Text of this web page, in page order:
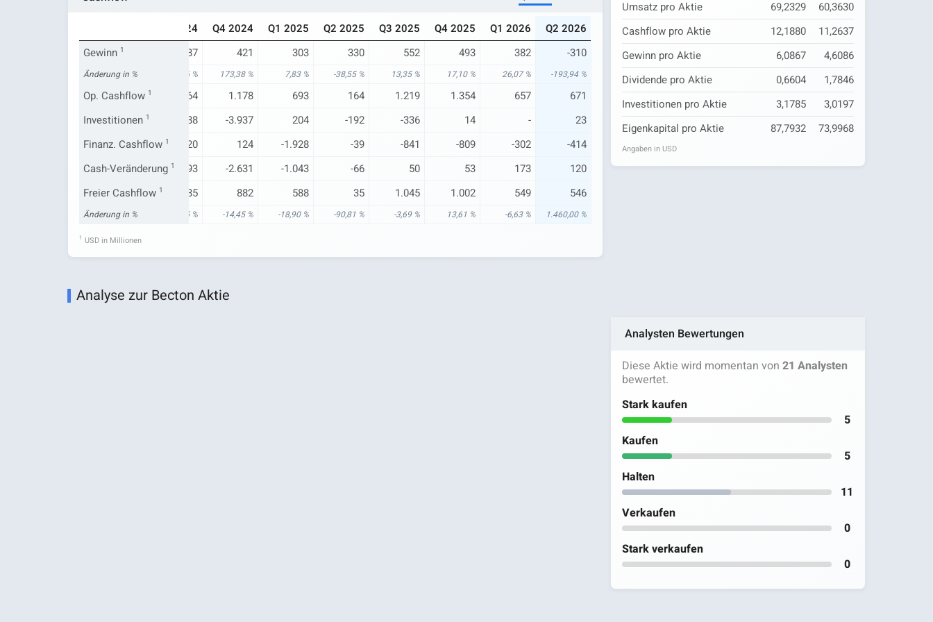
Q3 2024 Q4 2024 Q1 2025 Q2 2025 Q3 2025 Q4 2025 Q1 2026
Q2 2026
Gewinn 1
281 487 421 303 330 552 493 382 -310
Änderung in %
-44,79 % 16,74 % 19,66 % 173,38 % 7,83 % -38,55 % 13,35 % 17,10 % 26,07 % -193,94 %
Op. Cashflow 1
841 515 1.264 1.178 693 164 1.219 1.354 657
671
Investitionen 1
-233 -1.056 -288 -3.937 204 -192 -336 14 -
23
Finanz. Cashflow 1
-862 1.705 1.120 124 -1.928 -39 -841 -809 -302
-414
Cash-Veränderung 1
-247 1.160 2.093 -2.631 -1.043 -66 50 53 173
120
Freier Cashflow 1
725 381 1.085 882 588 35 1.045 1.002 549 546
Änderung in %
277,60 % 12.600,00 % 22,05 % -14,45 % -18,90 % -90,81 % -3,69 % 13,61 % -6,63 % 1.460,00 %
1 USD in Millionen
Umsatz pro Aktie 69,2329
60,3630
Cashflow pro Aktie
12,1880
11,2637
Gewinn pro Aktie
6,0867
4,6086
Dividende pro Aktie
0,6604
1,7846
Investitionen pro Aktie
3,1785
3,0197
Eigenkapital pro Aktie
87,7932 73,9968
Angaben in USD
Analyse zur Becton Aktie
Analysten Bewertungen
Diese Aktie wird momentan von 21 Analysten
bewertet.
Stark kaufen
5
Kaufen
5
Halten
11
Verkaufen
0
Stark verkaufen
0